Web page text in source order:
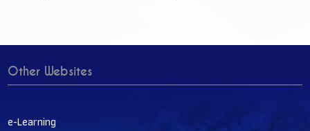
Other Websites
e-Learning